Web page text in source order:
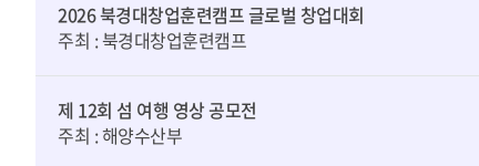
2026 북경대창업훈련캠프 글로벌 창업대회
주최 : 북경대창업훈련캠프
제 12회 섬 여행 영상 공모전
주최 : 해양수산부